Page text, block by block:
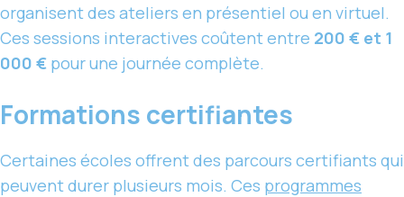
organisent des ateliers en présentiel ou en virtuel.
Ces sessions interactives coûtent entre 200 € et 1
000 € pour une journée complète.
Formations certifiantes
Certaines écoles offrent des parcours certifiants qui
peuvent durer plusieurs mois. Ces programmes